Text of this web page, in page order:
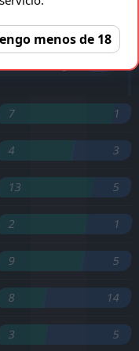
T. Arconte '45 ︎
7 1
4 3
13 5
2 1
9 5
8 14
3 5
menos de 18